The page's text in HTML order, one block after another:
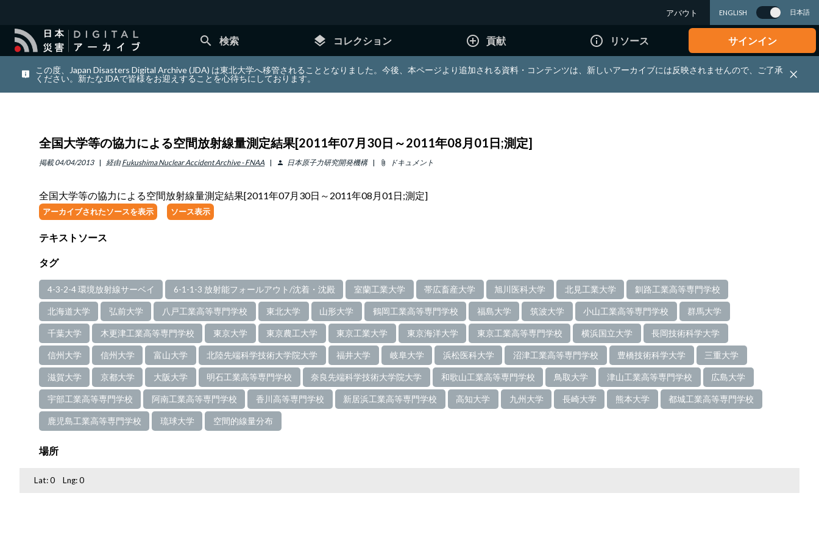
アバウト ENGLISH 日本語
search 検索 layers コレクション add_circle_outline 貢献 info_outline リソース サインイン
この度、Japan Disasters Digital Archive (JDA) は東北大学へ移管されることとなりました。今後、本ページより追加される資料・コンテンツは、新しいアーカイブには反映されませんので、ご了承
ください。新たなJDAで皆様をお迎えすることを心待ちにしております。
全国大学等の協力による空間放射線量測定結果[2011年07月30日～2011年08月01日;測定]
掲載 04/04/2013 経由 Fukushima Nuclear Accident Archive - FNAA person 日本原子力研究開発機構 attach_file ドキュメント
全国大学等の協力による空間放射線量測定結果[2011年07月30日～2011年08月01日;測定]
アーカイブされたソースを表示 ソース表示
テキストソース
タグ
4-3-2-4 環境放射線サーベイ 6-1-1-3 放射能フォールアウト/沈着・沈殿 室蘭工業大学 帯広畜産大学 旭川医科大学 北見工業大学 釧路工業高等専門学校
北海道大学 弘前大学 八戸工業高等専門学校 東北大学 山形大学 鶴岡工業高等専門学校 福島大学 筑波大学 小山工業高等専門学校 群馬大学
千葉大学 木更津工業高等専門学校 東京大学 東京農工大学 東京工業大学 東京海洋大学 東京工業高等専門学校 横浜国立大学 長岡技術科学大学
信州大学 信州大学 富山大学 北陸先端科学技術大学院大学 福井大学 岐阜大学 浜松医科大学 沼津工業高等専門学校 豊橋技術科学大学 三重大学
滋賀大学 京都大学 大阪大学 明石工業高等専門学校 奈良先端科学技術大学院大学 和歌山工業高等専門学校 鳥取大学 津山工業高等専門学校 広島大学
宇部工業高等専門学校 阿南工業高等専門学校 香川高等専門学校 新居浜工業高等専門学校 高知大学 九州大学 長崎大学 熊本大学 都城工業高等専門学校
鹿児島工業高等専門学校 琉球大学 空間的線量分布
場所
Lat:0 Lng:0